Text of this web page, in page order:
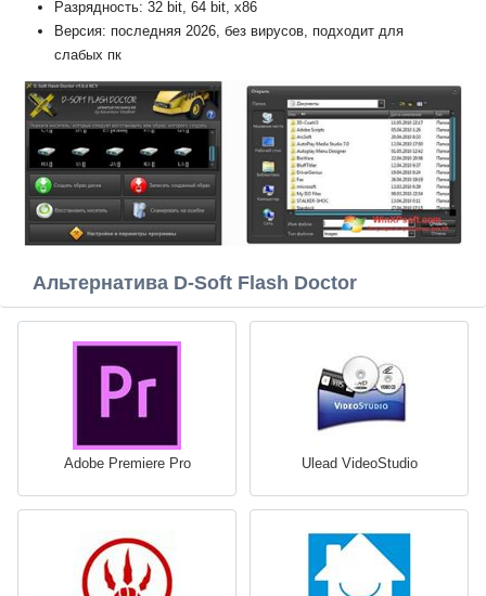
Разрядность: 32 bit, 64 bit, x86
Версия: последняя 2026, без вирусов, подходит для
слабых пк
Альтернатива D-Soft Flash Doctor
Adobe Premiere Pro Ulead VideoStudio